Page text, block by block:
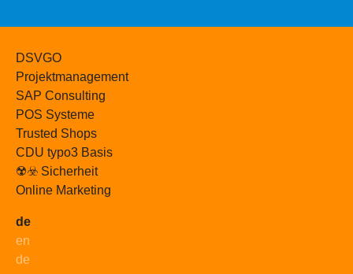
DSVGO
Projektmanagement
SAP Consulting
POS Systeme
Trusted Shops
CDU typo3 Basis
☢️☣️ Sicherheit
Online Marketing
de
en
de